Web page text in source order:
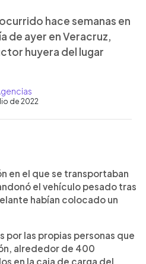
hace semanas en
de ayer en Veracruz,
huyera del lugar
de 2022
en el que se transportaban
el vehículo pesado tras
habían colocado un
por las propias personas que
alrededor de 400
en la caja de carga del